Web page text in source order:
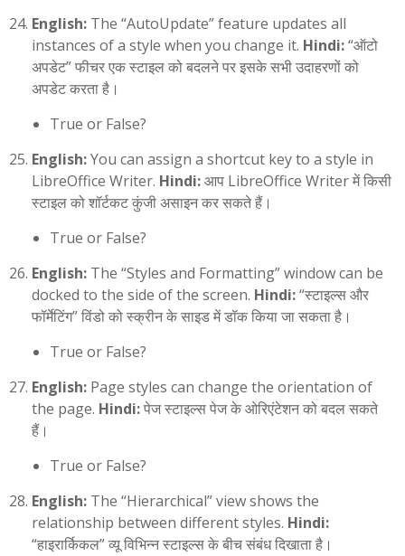
English: The “AutoUpdate” feature updates all
instances of a style when you change it. Hindi:“ऑटो
अपडेट” फीचर एक स्टाइल को बदलने पर इसके सभी उदाहरणों को
अपडेट करता है।
True or False?
English:You can assign a shortcut key to a style in
LibreOffice Writer. Hindi:आप LibreOffice Writer में किसी
स्टाइल को शॉर्टकट कुंजी असाइन कर सकते हैं।
True or False?
English: The “Styles and Formatting” window can be
docked to the side of the screen. Hindi:“स्टाइल्स और
फॉर्मेटिंग” विंडो को स्क्रीन के साइड में डॉक किया जा सकता है।
True or False?
English: Page styles can change the orientation of
the page. Hindi:पेज स्टाइल्स पेज के ओरिएंटेशन को बदल सकते
हैं।
True or False?
English: The “Hierarchical” view shows the
relationship between different styles. Hindi:
“हाइरार्किकल” व्यू विभिन्न स्टाइल्स के बीच संबंध दिखाता है।